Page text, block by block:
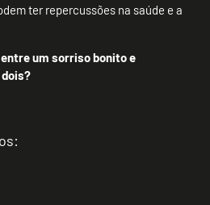
ter repercussões na saúde e a
um sorriso bonito e